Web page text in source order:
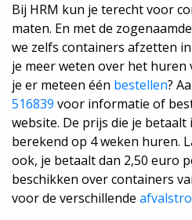
Bij HRM kun je terecht voor
maten. En met de
we zelfs containers afzetten
je meer weten over het huren
je er meteen één bestellen?
516839 voor informatie of
website. De prijs die je betaalt
berekend op 4 weken huren.
ook, je betaalt dan 2,50 euro
beschikken over containers
voor de verschillende